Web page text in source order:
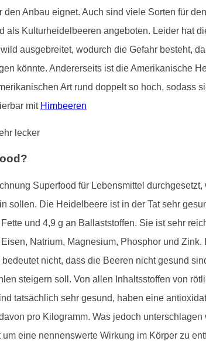
Anbau eignet. Auch sind viele Sorten für
als Kulturheidelbeeren angeboten. Leider hat
ausgebreitet, wodurch die Gefahr besteht,
könnte. Andererseits ist die Amerikanische
Art rund doppelt so hoch, sodass
mit Himbeeren
Superfood für Lebensmittel
sollen. Die Heidelbeere ist in der Tat sehr
und 4,9 g an Ballaststoffen. Sie ist sehr
Natrium, Magnesium, Phosphor und
nicht, dass die Beeren nicht gesund
steigern soll. Von allen Inhaltsstoffen von
tatsächlich sehr gesund, haben eine
pro Kilogramm. Was jedoch
eine nennenswerte Wirkung im Körper zu